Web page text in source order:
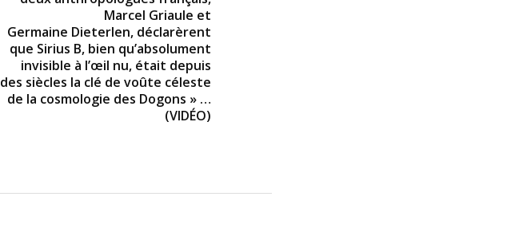
Marcel Griaule et
Germaine Dieterlen, déclarèrent
que Sirius B, bien qu’absolument
invisible à l’œil nu, était depuis
des siècles la clé de voûte céleste
de la cosmologie des Dogons » …
(VIDÉO)